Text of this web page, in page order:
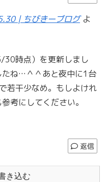
| ちびきーブログ よ
時点）を更新しまし
たね…＾＾あと夜中に1台
若干少なめ。もしよけれ
考にしてください。
返信
き込む